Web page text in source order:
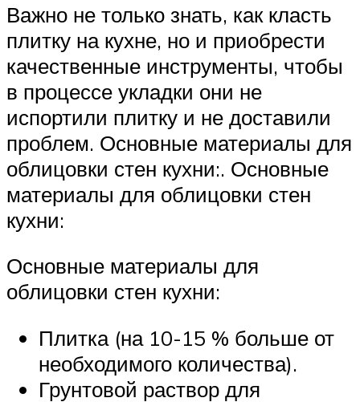
Важно не только знать, как класть
плитку на кухне, но и приобрести
качественные инструменты, чтобы
в процессе укладки они не
испортили плитку и не доставили
проблем. Основные материалы для
облицовки стен кухни:. Основные
материалы для облицовки стен
кухни:
Основные материалы для
облицовки стен кухни:
Плитка (на 10-15 % больше от
необходимого количества).
Грунтовой раствор для